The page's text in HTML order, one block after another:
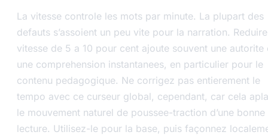
La vitesse controle les mots par minute. La plupart des
defauts s’assoient un peu vite pour la narration.
vitesse de 5 a 10 pour cent ajoute souvent une autorite
une comprehension instantanees, en particulier pour le
contenu pedagogique. Ne corrigez pas entierement le
tempo avec ce curseur global, cependant, car cela
le mouvement naturel de poussee-traction d’une bonne
lecture. Utilisez-le pour la base, puis façonnez